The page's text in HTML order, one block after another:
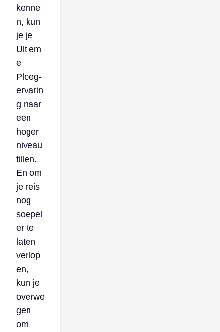
kenne
n, kun
je je
Ultiem
e
Ploeg-
ervarin
g naar
een
hoger
niveau
tillen.
En om
je reis
nog
soepel
er te
laten
verlop
en,
kun je
overwe
gen
om